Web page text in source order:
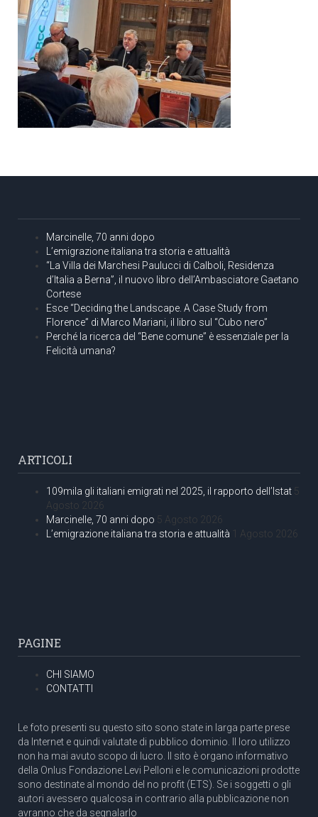
Marcinelle, 70 anni dopo
L’emigrazione italiana tra storia e attualità
“La Villa dei Marchesi Paulucci di Calboli, Residenza
d’Italia a Berna”, il nuovo libro dell’Ambasciatore Gaetano
Cortese
Esce “Deciding the Landscape. A Case Study from
Florence” di Marco Mariani, il libro sul “Cubo nero”
Perché la ricerca del “Bene comune” è essenziale per la
Felicità umana?
ARTICOLI
109mila gli italiani emigrati nel 2025, il rapporto dell’Istat 5
Agosto 2026
Marcinelle, 70 anni dopo 5 Agosto 2026
L’emigrazione italiana tra storia e attualità 1 Agosto 2026
PAGINE
CHI SIAMO
CONTATTI
Le foto presenti su questo sito sono state in larga parte prese
da Internet e quindi valutate di pubblico dominio. Il loro utilizzo
non ha mai avuto scopo di lucro. Il sito è organo informativo
della Onlus Fondazione Levi Pelloni e le comunicazioni prodotte
sono destinate al mondo del no profit (ETS). Se i soggetti o gli
autori avessero qualcosa in contrario alla pubblicazione non
avranno che da segnalarlo